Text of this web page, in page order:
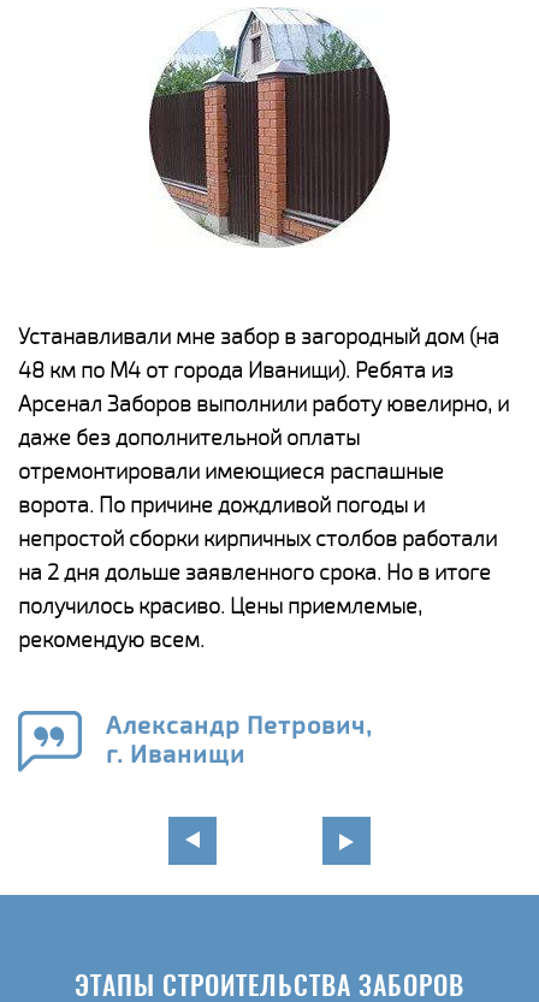
Устанавливали мне забор в загородный дом (на
48 км по М4 от города Иванищи). Ребята из
Арсенал Заборов выполнили работу ювелирно, и
даже без дополнительной оплаты
отремонтировали имеющиеся распашные
ворота. По причине дождливой погоды и
непростой сборки кирпичных столбов работали
на 2 дня дольше заявленного срока. Но в итоге
получилось красиво. Цены приемлемые,
рекомендую всем.
Александр Петрович,
г. Иванищи
ЭТАПЫ СТРОИТЕЛЬСТВА ЗАБОРОВ